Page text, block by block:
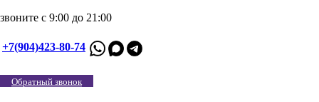
звоните с 9:00 до 21:00
+7(904)423-80-74
Обратный звонок